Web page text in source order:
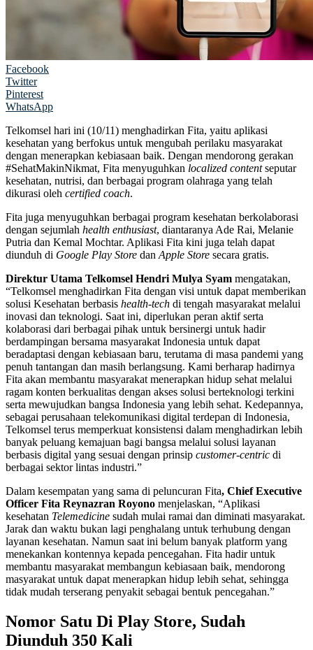
Facebook
Twitter
Pinterest
WhatsApp
Telkomsel hari ini (10/11) menghadirkan Fita, yaitu aplikasi
kesehatan yang berfokus untuk mengubah perilaku masyarakat
dengan menerapkan kebiasaan baik. Dengan mendorong gerakan
#SehatMakinNikmat, Fita menyuguhkan localized contentseputar
kesehatan, nutrisi, dan berbagai program olahraga yang telah
dikurasi oleh certified coach.
Fita juga menyuguhkan berbagai program kesehatan berkolaborasi
dengan sejumlah health enthusiast, diantaranya Ade Rai, Melanie
Putria dan Kemal Mochtar. Aplikasi Fita kini juga telah dapat
diunduh di Google Play Store dan Apple Store secara gratis.
Direktur Utama Telkomsel Hendri Mulya Syam mengatakan,
“Telkomsel menghadirkan Fita dengan visi untuk dapat memberikan
solusi Kesehatan berbasis health-tech di tengah masyarakat melalui
inovasi dan teknologi. Saat ini, diperlukan peran aktif serta
kolaborasi dari berbagai pihak untuk bersinergi untuk hadir
berdampingan bersama masyarakat Indonesia untuk dapat
beradaptasi dengan kebiasaan baru, terutama di masa pandemi yang
penuh tantangan dan masih berlangsung. Kami berharap hadirnya
Fita akan membantu masyarakat menerapkan hidup sehat melalui
ragam konten berkualitas dengan akses solusi berteknologi terkini
serta mewujudkan bangsa Indonesia yang lebih sehat. Kedepannya,
sebagai perusahaan telekomunikasi digital terdepan di Indonesia,
Telkomsel terus memperkuat konsistensi dalam menghadirkan lebih
banyak peluang kemajuan bagi bangsa melalui solusi layanan
berbasis digital yang sesuai dengan prinsip customer-centric di
berbagai sektor lintas industri.”
Dalam kesempatan yang sama di peluncuran Fita, Chief Executive
Officer Fita Reynazran Royono menjelaskan, “Aplikasi
kesehatan Telemedicine sudah mulai ramai dan diminati masyarakat.
Jarak dan waktu bukan lagi penghalang untuk terhubung dengan
layanan kesehatan. Namun saat ini belum banyak platform yang
menekankan kontennya kepada pencegahan. Fita hadir untuk
membantu masyarakat membangun kebiasaan baik, mendorong
masyarakat untuk dapat menerapkan hidup lebih sehat, sehingga
tidak mudah terserang penyakit sebagai bentuk pencegahan.”
Nomor Satu Di Play Store, Sudah
Diunduh 350 Kali